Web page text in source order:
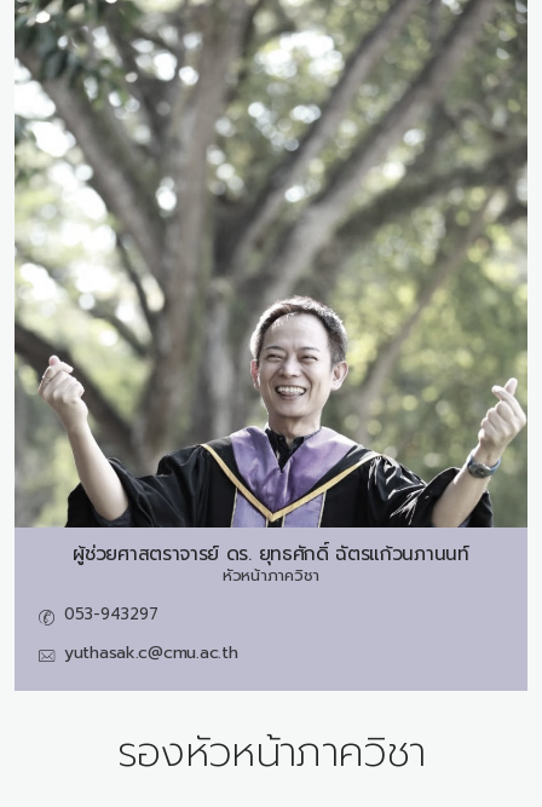
ผู้ช่วยศาสตราจารย์ ดร. ยุทธศักดิ์ ฉัตรแก้วนภานนท์
หัวหน้าภาควิชา
053-943297
yuthasak.c@cmu.ac.th
รองหัวหน้าภาควิชา